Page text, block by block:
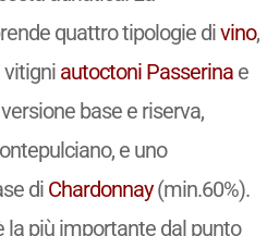
quattro tipologie divino,
vitigni autoctoni Passerinae
base e riserva,
e uno
di Chardonnay(min.60%).
la più importante dal punto